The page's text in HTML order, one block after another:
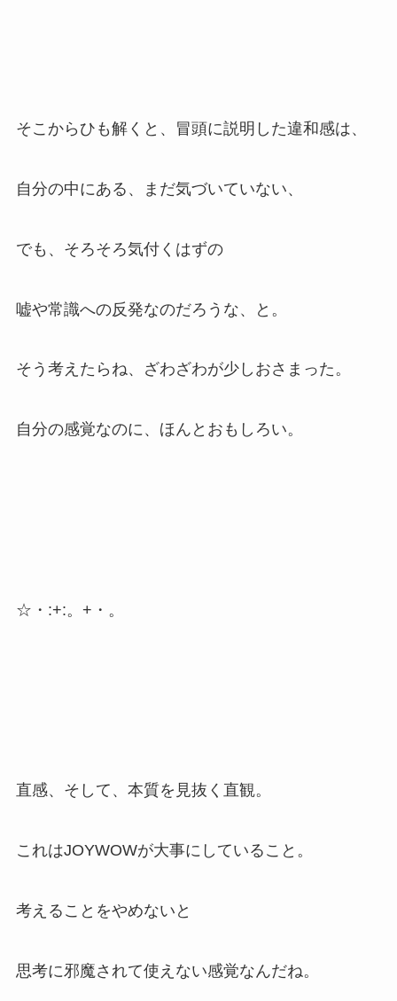
そこからひも解くと、冒頭に説明した違和感は、
自分の中にある、まだ気づいていない、
でも、そろそろ気付くはずの
嘘や常識への反発なのだろうな、と。
そう考えたらね、ざわざわが少しおさまった。
自分の感覚なのに、ほんとおもしろい。
☆・:+:。+・。
直感、そして、本質を見抜く直観。
これはJOYWOWが大事にしていること。
考えることをやめないと
思考に邪魔されて使えない感覚なんだね。